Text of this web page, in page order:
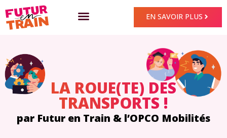
EN SAVOIR PLUS
LA ROUE(TE) DES
TRANSPORTS !
par Futur en Train & l’OPCO Mobilités